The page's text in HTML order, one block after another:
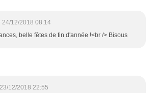
24/12/2018 08:14
belle fětes de fin d'année !<br /> Bisous
23/12/2018 22:55